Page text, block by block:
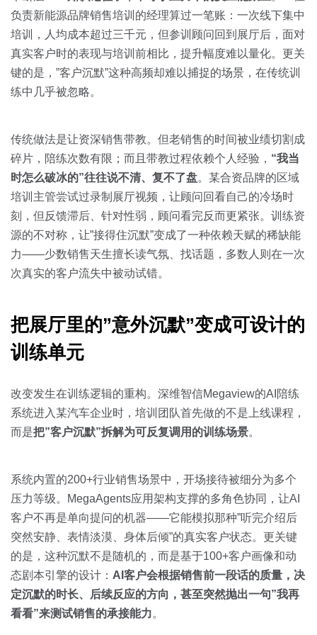
负责新能源品牌销售培训的经理算过一笔账：一次线下集中
培训，人均成本超过三千元，但参训顾问回到展厅后，面对
真实客户时的表现与培训前相比，提升幅度难以量化。更关
键的是，”客户沉默”这种高频却难以捕捉的场景，在传统训
练中几乎被忽略。
传统做法是让资深销售带教。但老销售的时间被业绩切割成
碎片，陪练次数有限；而且带教过程依赖个人经验， “我当
时怎么破冰的”往往说不清、复不了盘。某合资品牌的区域
培训主管尝试过录制展厅视频，让顾问回看自己的冷场时
刻，但反馈滞后、针对性弱，顾问看完反而更紧张。训练资
源的不对称，让”接得住沉默”变成了一种依赖天赋的稀缺能
力——少数销售天生擅长读气氛、找话题，多数人则在一次
次真实的客户流失中被动试错。
把展厅里的”意外沉默”变成可设计的
训练单元
改变发生在训练逻辑的重构。深维智信Megaview的AI陪练
系统进入某汽车企业时，培训团队首先做的不是上线课程，
而是把”客户沉默”拆解为可反复调用的训练场景。
系统内置的200+行业销售场景中，开场接待被细分为多个
压力等级。MegaAgents应用架构支撑的多角色协同，让AI
客户不再是单向提问的机器——它能模拟那种”听完介绍后
突然安静、表情淡漠、身体后倾”的真实客户状态。更关键
的是，这种沉默不是随机的，而是基于100+客户画像和动
态剧本引擎的设计： AI客户会根据销售前一段话的质量，决
定沉默的时长、后续反应的方向，甚至突然抛出一句”我再
看看”来测试销售的承接能力。